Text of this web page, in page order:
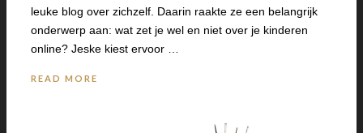
leuke blog over zichzelf. Daarin raakte ze een belangrijk
onderwerp aan: wat zet je wel en niet over je kinderen
online? Jeske kiest ervoor …
READ MORE